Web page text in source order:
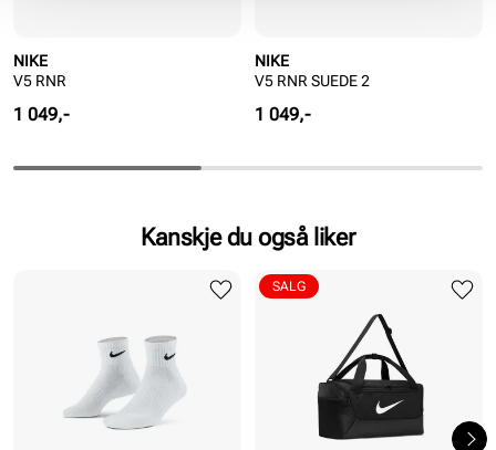
NIKE
V5 RNR
Pris
1 049,-
NIKE
V5 RNR SUEDE 2
Pris
1 049,-
Kanskje du også liker
SALG